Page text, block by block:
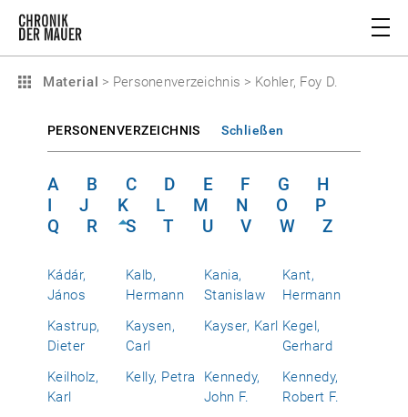
Material > Personenverzeichnis > Kohler, Foy D.
PERSONENVERZEICHNIS Schließen
A B C D E F G
H
I
J K L M N O
P
Q
R S T U V W Z
Kádár,
János
Kalb,
Hermann
Kania,
Stanislaw
Kant,
Hermann
Kastrup,
Dieter
Kaysen,
Carl
Kayser, Karl Kegel,
Gerhard
Keilholz,
Karl
Kelly, Petra
Kennedy,
John F.
Kennedy,
Robert F.